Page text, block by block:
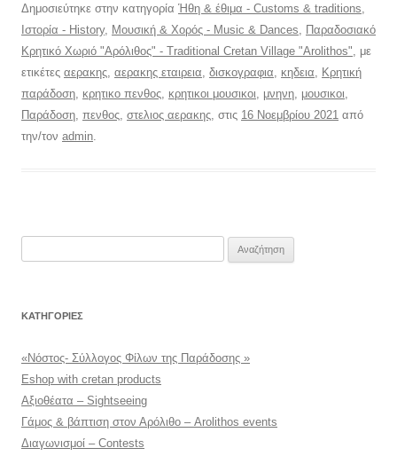
Δημοσιεύτηκε στην κατηγορία Ήθη & έθιμα - Customs & traditions
Ιστορία - History, Μουσική & Χορός - Music & Dances
Παραδοσιακό
Κρητικό Χωριό "Αρόλιθος" - Traditional Cretan Village "Arolithos" , με
ετικέτες αερακης αερακης εταιρεια δισκογραφια κηδεια
Κρητική
παράδοση κρητικο πενθος κρητικοι μουσικοι μνηνη μουσικοι
Παράδοση πενθος στελιος αερακης , στις 16 Νοεμβρίου 2021 από
την/τον admin
KΑΤΗΓΟΡΊΕΣ
«Νόστος- Σύλλογος Φίλων της Παράδοσης »
Eshop with cretan products
Αξιοθέατα – Sightseeing
Γάμος & βάπτιση στον Αρόλιθο – Arolithos events
Διαγωνισμοί – Contests